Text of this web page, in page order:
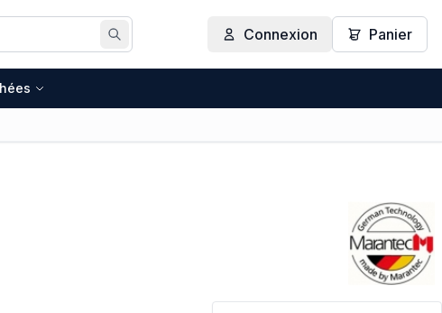
Rechercher
Connexion Panier